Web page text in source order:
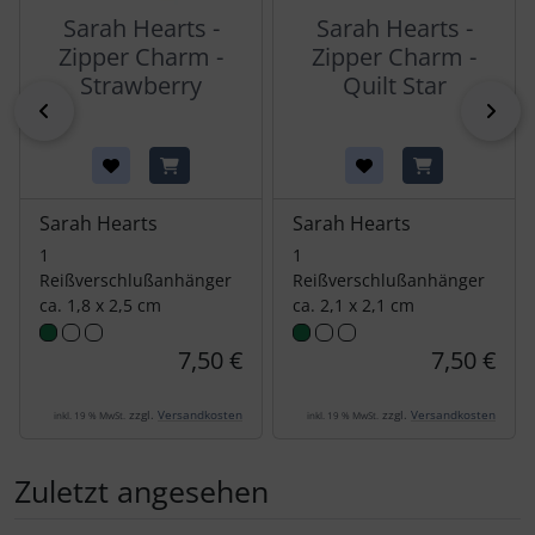
Sarah Hearts -
Zipper Charm -
Strawberry
Sarah Hearts
1
Reißverschlußanhänger
ca. 1,8 x 2,5 cm
7,50 €
inkl. 19 % MwSt. zzgl. Versandkosten
Sarah Hearts -
Zipper Charm -
Quilt Star
Sarah Hearts
1
Reißverschlußanhänger
ca. 2,1 x 2,1 cm
7,50 €
inkl. 19 % MwSt. zzgl. Versandkosten
Zuletzt angesehen